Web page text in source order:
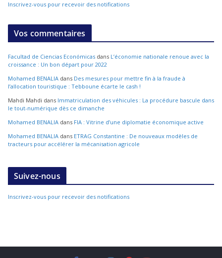
Inscrivez-vous pour recevoir des notifications
Vos commentaires
Facultad de Ciencias Económicas dans L’économie nationale renoue avec la
croissance : Un bon départ pour 2022
Mohamed BENALIA dans Des mesures pour mettre fin à la fraude à
l’allocation touristique : Tebboune écarte le cash !
Mahdi Mahdi dans Immatriculation des véhicules : La procédure bascule dans
le tout-numérique dès ce dimanche
Mohamed BENALIA dans FIA : Vitrine d’une diplomatie économique active
Mohamed BENALIA dans ETRAG Constantine : De nouveaux modèles de
tracteurs pour accélérer la mécanisation agricole
Suivez-nous
Inscrivez-vous pour recevoir des notifications